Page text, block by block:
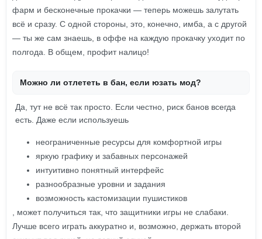
фарм и бесконечные прокачки — теперь можешь залутать
всё и сразу. С одной стороны, это, конечно, имба, а с другой
— ты же сам знаешь, в оффе на каждую прокачку уходит по
полгода. В общем, профит налицо!
Можно ли отлететь в бан, если юзать мод?
Да, тут не всё так просто. Если честно, риск банов всегда
есть. Даже если используешь
неограниченные ресурсы для комфортной игры
яркую графику и забавных персонажей
интуитивно понятный интерфейс
разнообразные уровни и задания
возможность кастомизации пушистиков
, может получиться так, что защитники игры не слабаки.
Лучше всего играть аккуратно и, возможно, держать второй